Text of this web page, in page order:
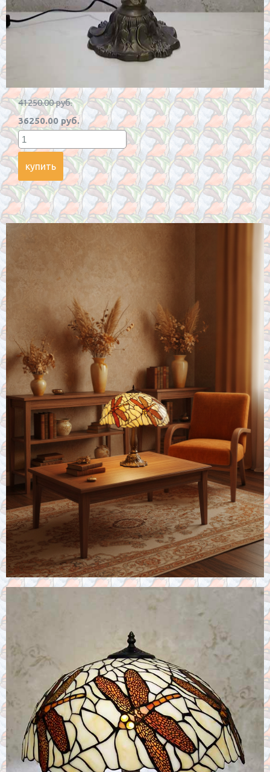
41250.00 руб.
36250.00 руб.